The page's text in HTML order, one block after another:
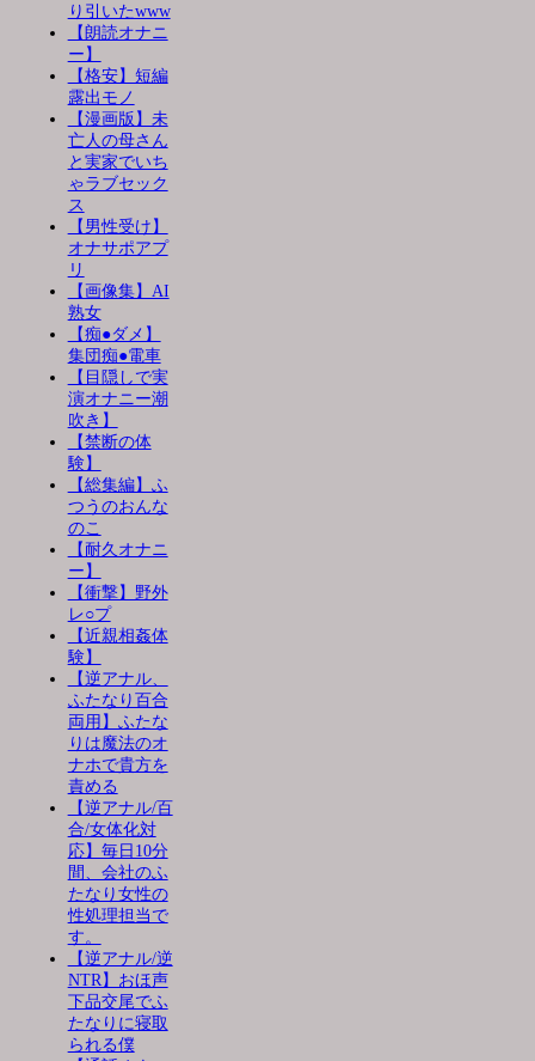
り引いたwww
【朗読オナニ
ー】
【格安】短編
露出モノ
【漫画版】未
亡人の母さん
と実家でいち
ゃラブセック
ス
【男性受け】
オナサポアプ
リ
【画像集】AI
熟女
【痴●ダメ】
集団痴●電車
【目隠しで実
演オナニー潮
吹き】
【禁断の体
験】
【総集編】ふ
つうのおんな
のこ
【耐久オナニ
ー】
【衝撃】野外
レ○プ
【近親相姦体
験】
【逆アナル、
ふたなり百合
両用】ふたな
りは魔法のオ
ナホで貴方を
責める
【逆アナル/百
合/女体化対
応】毎日10分
間、会社のふ
たなり女性の
性処理担当で
す。
【逆アナル/逆
NTR】おほ声
下品交尾でふ
たなりに寝取
られる僕